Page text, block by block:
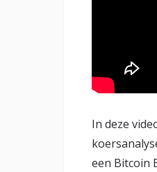
In deze
een Bitcoin